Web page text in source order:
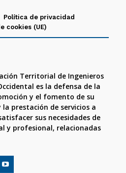
Política de privacidad
cookies (UE)
Territorial de Ingenieros
es la defensa de la
y el fomento de su
prestación de servicios a
sus necesidades de
y profesional, relacionadas